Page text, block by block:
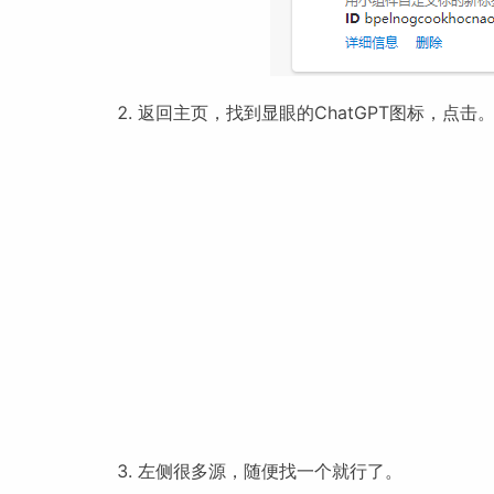
返回主页，找到显眼的ChatGPT图标，点击。
左侧很多源，随便找一个就行了。